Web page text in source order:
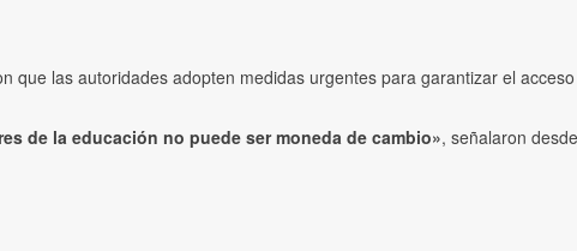
que las autoridades adopten medidas urgentes para garantizar el
de la educación no puede ser moneda de cambio», señalaron